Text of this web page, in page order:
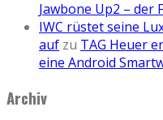
Jawbone Up2 – der
IWC rüstet seine
auf zu TAG Heuer
eine Android
Archiv